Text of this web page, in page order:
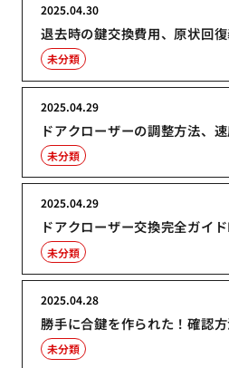
退去時の鍵交換費用、原状回
2025.04.30
未分類
ドアクローザーの調整方法、
2025.04.29
未分類
ドアクローザー交換完全ガイ
2025.04.29
未分類
勝手に合鍵を作られた！確認
2025.04.28
未分類